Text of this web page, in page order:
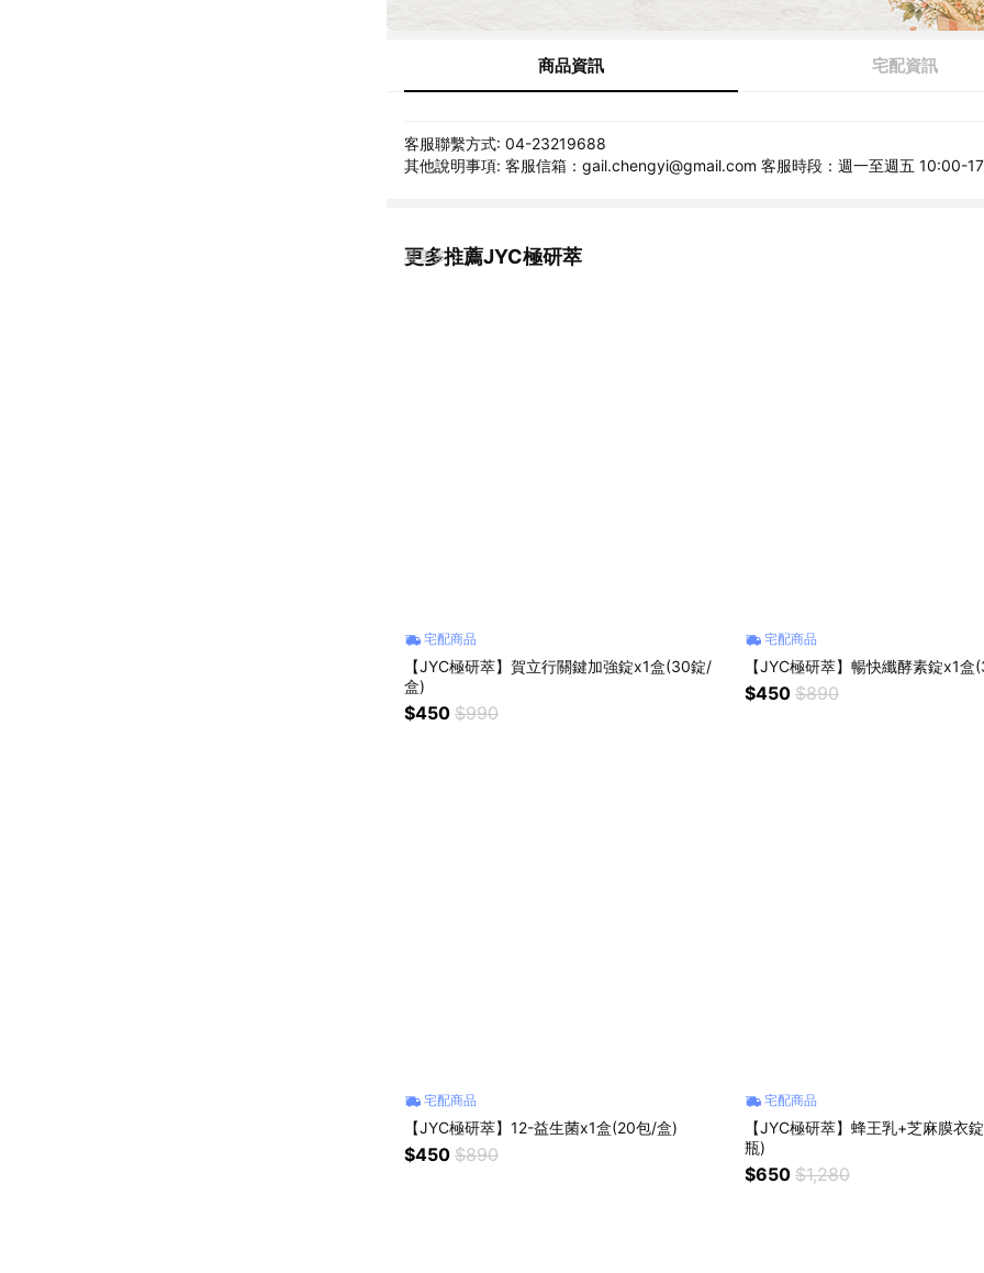
商品資訊 宅配資訊
客服聯繫方式: 04-23219688
其他說明事項: 客服信箱：gail.chengyi@gmail.com 客服時段：週一至週五 10:00-
更多推薦JYC極研萃
看更多
宅配商品
【JYC極研萃】賀立行關鍵加強錠x1盒(30錠/
盒)
$450 $990
宅配商品
【JYC極研萃】暢快纖酵素錠x1
$450 $890
宅配商品
【JYC極研萃】12-益生菌x1盒(20包/盒)
$450 $890
宅配商品
【JYC極研萃】蜂王乳+芝麻膜衣
瓶)
$650 $1,280